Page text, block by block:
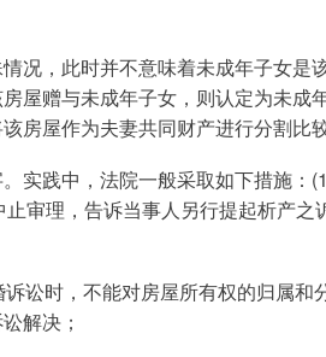
况，此时并不意味着未成年子女是
屋赠与未成年子女，则认定为未成
房屋作为夫妻共同财产进行分割比较
实践中，法院一般采取如下措施：
审理，告诉当事人另行提起析产之
讼时，不能对房屋所有权的归属和
解决；